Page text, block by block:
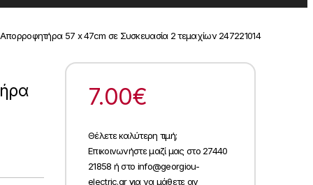
Aπορροφητήρα 57 x 47cm σε Συσκευασία 2 τεμαχίων 247221014
7.00€
Θέλετε καλύτερη τιμή;
Επικοινωνήστε μαζί μας στο 27440
21858 ή στο info@georgiou-
electric.gr για να μάθετε αν